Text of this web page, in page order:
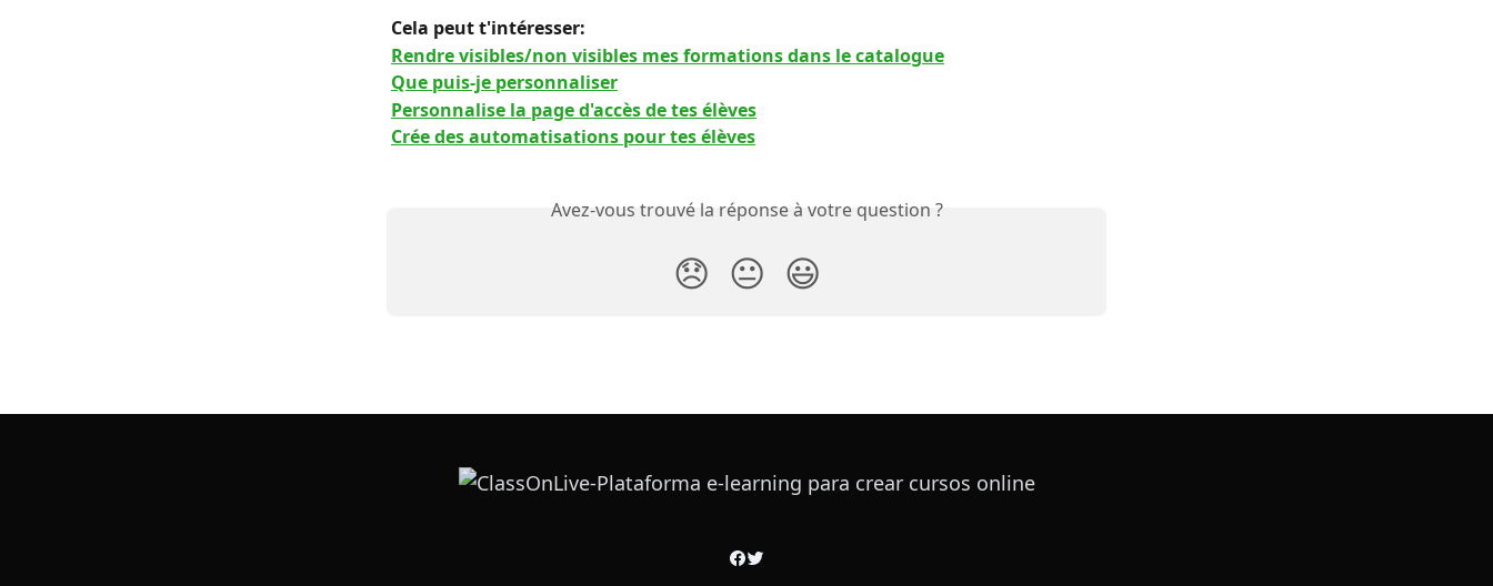
Cela peut t'intéresser:
Rendre visibles/non visibles mes formations dans le catalogue
Que puis-je personnaliser
Personnalise la page d'accès de tes élèves
Crée des automatisations pour tes élèves
Avez-vous trouvé la réponse à votre question ?
😞 😐 😃